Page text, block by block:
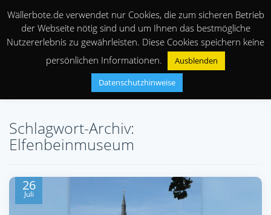
Schlagwort-Archiv:
Elfenbeinmuseum
26
Juli
Wällerbote.de verwendet nur Cookies, die zum sicheren Betrieb
der Webseite nötig sind und um Ihnen das bestmögliche
Nutzererlebnis zu gewährleisten. Diese Cookies speichern keine
persönlichen Informationen.
Ausblenden
Datenschutzhinweise